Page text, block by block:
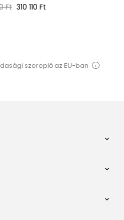
Ft Ár
310 110 Ft
szereplő az EU-ban


